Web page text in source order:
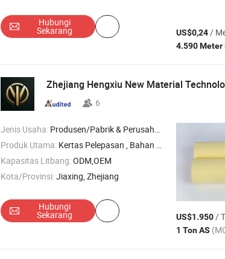
Hubungi
Sekarang US$0,24/
Zhejiang Hengxiu New Material
6
Jenis Usaha: Produsen/Pabrik & Perusahaan Dagang
Produk Utama: Kertas Pelepasan , Bahan Label , Kertas Kemasan , Kertas Alumunium , Kertas Kekuatan Basah
Kapasitas Litbang:ODM,OEM
Kota/Provinsi:Jiaxing, Zhejiang
Hubungi
Sekarang US$1.950/
1 Ton AS